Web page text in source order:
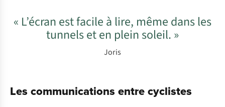
« L’écran est facile à lire, même dans les
tunnels et en plein soleil. »
Joris
Les communications entre cyclistes